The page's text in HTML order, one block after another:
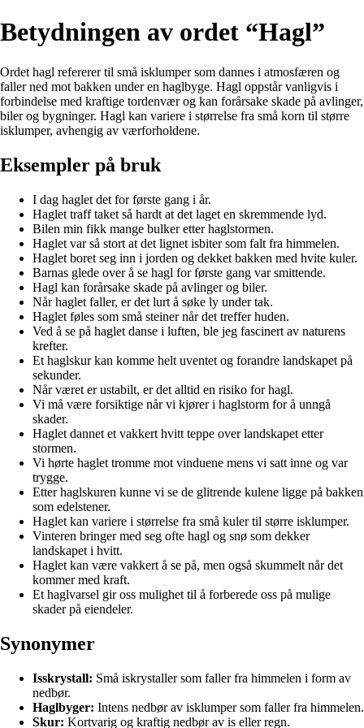
Betydningen av ordet “Hagl”
Ordet hagl refererer til små isklumper som dannes i atmosfæren og
faller ned mot bakken under en haglbyge. Hagl oppstår vanligvis i
forbindelse med kraftige tordenvær og kan forårsake skade på avlinger,
biler og bygninger. Hagl kan variere i størrelse fra små korn til større
isklumper, avhengig av værforholdene.
Eksempler på bruk
I dag haglet det for første gang i år.
Haglet traff taket så hardt at det laget en skremmende lyd.
Bilen min fikk mange bulker etter haglstormen.
Haglet var så stort at det lignet isbiter som falt fra himmelen.
Haglet boret seg inn i jorden og dekket bakken med hvite kuler.
Barnas glede over å se hagl for første gang var smittende.
Hagl kan forårsake skade på avlinger og biler.
Når haglet faller, er det lurt å søke ly under tak.
Haglet føles som små steiner når det treffer huden.
Ved å se på haglet danse i luften, ble jeg fascinert av naturens
krefter.
Et haglskur kan komme helt uventet og forandre landskapet på
sekunder.
Når været er ustabilt, er det alltid en risiko for hagl.
Vi må være forsiktige når vi kjører i haglstorm for å unngå
skader.
Haglet dannet et vakkert hvitt teppe over landskapet etter
stormen.
Vi hørte haglet tromme mot vinduene mens vi satt inne og var
trygge.
Etter haglskuren kunne vi se de glitrende kulene ligge på bakken
som edelstener.
Haglet kan variere i størrelse fra små kuler til større isklumper.
Vinteren bringer med seg ofte hagl og snø som dekker
landskapet i hvitt.
Haglet kan være vakkert å se på, men også skummelt når det
kommer med kraft.
Et haglvarsel gir oss mulighet til å forberede oss på mulige
skader på eiendeler.
Synonymer
Isskrystall: Små iskrystaller som faller fra himmelen i form av
nedbør.
Haglbyger: Intens nedbør av isklumper som faller fra himmelen.
Skur: Kortvarig og kraftig nedbør av is eller regn.